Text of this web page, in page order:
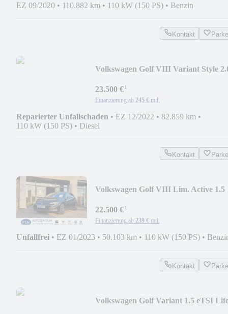
EZ 09/2020 • 110.882 km • 110 kW (150 PS) • Benzin
Kontakt
Volkswagen Golf VIII Variant Style
23.500 €¹
Finanzierung ab 245 € mtl.
Reparierter Unfallschaden • EZ 12/2022 • 82.859 km •
110 kW (150 PS) • Diesel
Kontakt
Volkswagen Golf VIII Lim. Active 1.5
22.500 €¹
Finanzierung ab 239 € mtl.
Unfallfrei • EZ 01/2023 • 50.103 km • 110 kW (150 PS) •
Kontakt
Volkswagen Golf Variant 1.5 eTSI